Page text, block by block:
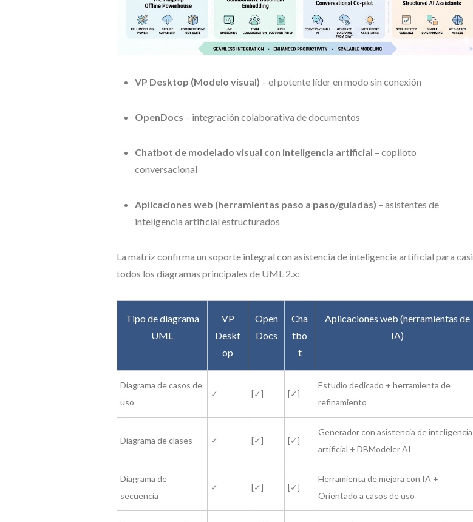
VP Desktop (Modelo visual) – el potente líder en modo sin conexión
OpenDocs – integración colaborativa de documentos
Chatbot de modelado visual con inteligencia artificial – copiloto
conversacional
Aplicaciones web (herramientas paso a paso/guiadas) – asistentes de
inteligencia artificial estructurados
La matriz confirma un soporte integral con asistencia de inteligencia artificial para casi
todos los diagramas principales de UML 2.x:
Tipo de diagrama
UML
VP
Deskt
op
Open
Docs
Cha
tbo
t
Aplicaciones web (herramientas de
IA)
Diagrama de casos de
uso
✓ [✓] [✓]
Estudio dedicado + herramienta de
refinamiento
Diagrama de clases ✓ [✓] [✓]
Generador con asistencia de inteligencia
artificial + DBModeler AI
Diagrama de
secuencia
✓ [✓] [✓]
Herramienta de mejora con IA +
Orientado a casos de uso